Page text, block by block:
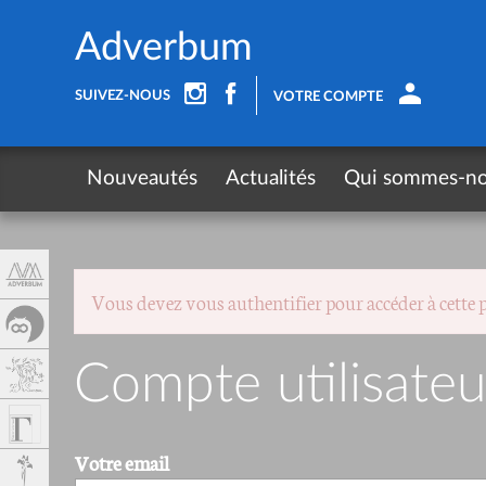
Vous devez vous authentifier pour accéder à cette
Compte
Votre email
Adverbum
SUIVEZ-NOUS VOTRE COMPTE
Nouveautés Actualités Qui sommes-